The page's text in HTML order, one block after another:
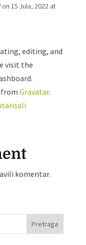
on 15 Jula, 2022 at
editing, and
visit the
Gravatar.
komentar.
Pretraga